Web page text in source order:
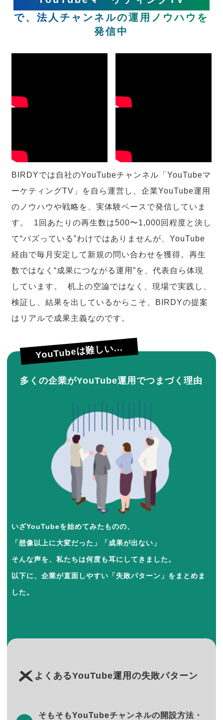
で、法人チャンネルの運用ノウハウを
発信中
BIRDYでは自社のYouTubeチャンネル「YouTubeマ
ーケティングTV」を自ら運営し、企業YouTube運用
のノウハウや戦略を、実体験ベースで発信していま
す。 1回あたりの再生数は500〜1,000回程度と決し
て“バズっている”わけではありませんが、YouTube
経由で毎月安定して新規の問い合わせを獲得。再生
数ではなく“成果につながる運用”を、代表自ら体現
しています。 机上の空論ではなく、現場で実践し、
検証し、結果を出しているからこそ、BIRDYの提案
はリアルで成果主義なのです。
YouTubeは難しい...
多くの企業がYouTube運用でつまづく理由
いざYouTubeを始めてみたものの、
「想像以上に大変だった」「成果が出ない」
そんな声を、私たちは何度も耳にしてきました。
以下に、企業が直面しやすい「失敗パターン」をまとめま
した。
よくあるYouTube運用の失敗パターン
そもそもYouTubeチャンネルの開設方法・